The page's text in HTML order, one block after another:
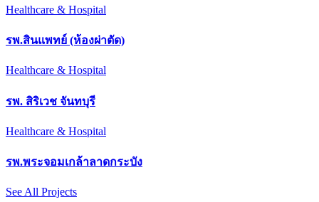
Healthcare & Hospital
รพ.สินแพทย์ (ห้องผ่าตัด)
Healthcare & Hospital
รพ. สิริเวช จันทบุรี
Healthcare & Hospital
รพ.พระจอมเกล้าลาดกระบัง
See All Projects